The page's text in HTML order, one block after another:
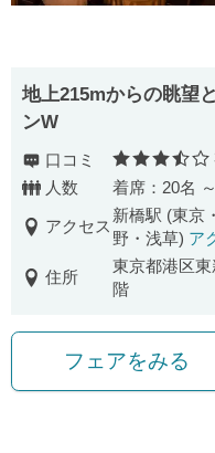
地上215mからの眺望
ンW
口コミ
人数
着席：20名
アクセス
新橋駅 (東京
野・浅草) ア
住所
東京都港区
階
フェアをみる